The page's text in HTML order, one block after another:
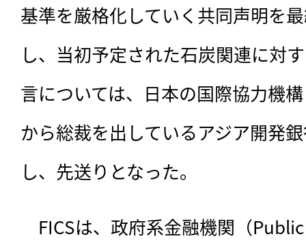
基準を厳格化していく共同声明を
し、当初予定された石炭関連に対
言については、日本の国際協力機
から総裁を出しているアジア開発
し、先送りとなった。
FICSは、政府系金融機関（